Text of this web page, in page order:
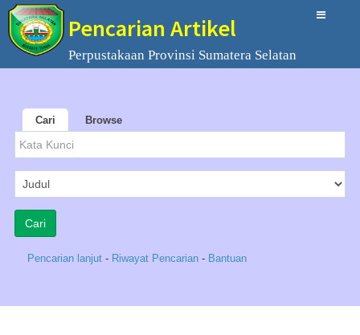
Pencarian Artikel
Perpustakaan Provinsi Sumatera Selatan
Cari Browse
Pencarian lanjut - Riwayat Pencarian - Bantuan